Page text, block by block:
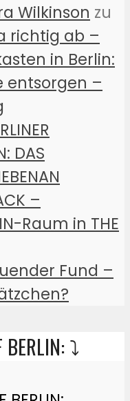
Wilkinson zu
richtig ab –
in Berlin:
entsorgen –
DAS
–
Raum in THE
Fund –
BERLIN: ⤵️